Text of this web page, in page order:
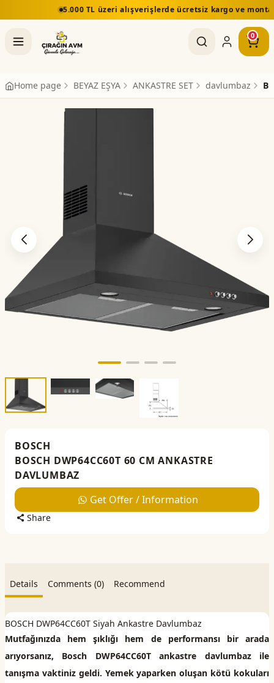
5.000 TL üzeri alışverişlerde ücretsiz kargo ve montaj
0
Home page BEYAZ EŞYA ANKASTRE SET davlumbaz
BOSCH
BOSCH DWP64CC60T 60 CM ANKASTRE
DAVLUMBAZ
Get Offer / Information
Share
Details Comments (0) Recommend
BOSCH DWP64CC60T Siyah Ankastre Davlumbaz
Mutfağınızda hem şıklığı hem de performansı bir arada
arıyorsanız, Bosch DWP64CC60T ankastre davlumbaz ile
tanışma vaktiniz geldi. Yemek yaparken oluşan kötü kokuları